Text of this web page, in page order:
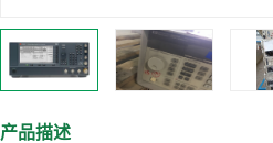
产品描述